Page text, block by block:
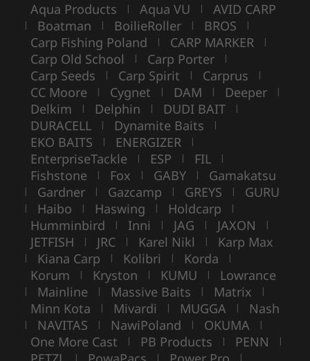
Aqua Products | Aqua VU | AVID CARP
| Boatman | BoilieRoller | BROS |
Carp Fishing Poland | CARP MARKER |
Carp Old School | Carp Porter |
Carp Seeds | Carp Spirit | Carprus |
CC Moore | Cygnet | DAM | Deeper |
Delkim | Delphin | DUDI BAIT |
DURACELL | Dynamite Baits |
EKO BAITS | ENERGIZER |
EnterpriseTackle | ESP | FIL |
Fishstone | Fox | GABY | Gamakatsu
| Gardner | Gazcamp | GREYS | GURU
| Haibo | Haswing | Holdcarp |
Humminbird | Inni | JAG | JAXON |
JETFISH | JRC | Karel Nikl | Karp Max
| Kiana Carp | Kolibri | Korda |
Korum | Kryston | KUMU | Lowrance
| Mainline | Massive Baits | Matrix |
Minn Kota | Mivardi | MUGGA | Nash
| NAVITAS | NawiPoland | OKUMA |
One More Cast | PB Products | PENN |
| | |